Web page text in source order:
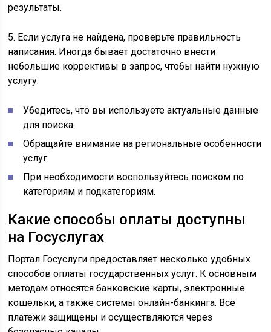
результаты.
5. Если услуга не найдена, проверьте правильность
написания. Иногда бывает достаточно внести
небольшие коррективы в запрос, чтобы найти нужную
услугу.
Убедитесь, что вы используете актуальные данные
для поиска.
Обращайте внимание на региональные особенности
услуг.
При необходимости воспользуйтесь поиском по
категориям и подкатегориям.
Какие способы оплаты доступны
на Госуслугах
Портал Госуслуги предоставляет несколько удобных
способов оплаты государственных услуг. К основным
методам относятся банковские карты, электронные
кошельки, а также системы онлайн-банкинга. Все
платежи защищены и осуществляются через